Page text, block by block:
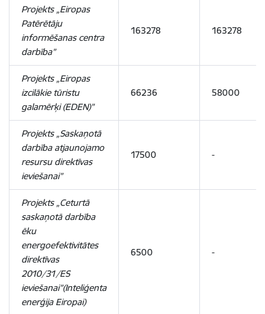
Projekts „Eiropas
Patērētāju
informēšanas centra
darbība”
163278 163278
Projekts „Eiropas
izcilākie tūristu
galamērķi (EDEN)”
66236 58000
Projekts „Saskaņotā
darbība atjaunojamo
resursu direktīvas
ieviešanai”
17500 -
Projekts „Ceturtā
saskaņotā darbība
ēku
energoefektivitātes
direktīvas
2010/31/ES
ieviešanai”(Inteliģenta
enerģija Eiropai)
6500 -